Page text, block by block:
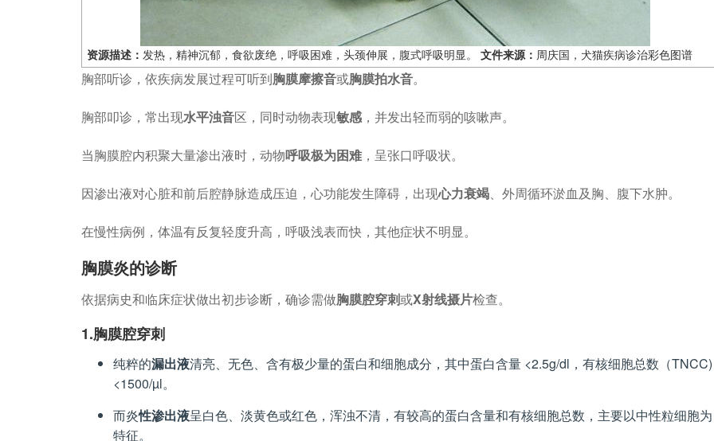
资源描述： 发热，精神沉郁，食欲废绝，呼吸困难，头颈伸展，腹式呼吸明显。 文件来源： 周庆国，犬猫疾病诊治彩色图谱
胸部听诊，依疾病发展过程可听到胸膜摩擦音或胸膜拍水音。
胸部叩诊，常出现水平浊音区，同时动物表现敏感 ，并发出轻而弱的咳嗽声。
当胸膜腔内积聚大量渗出液时，动物呼吸极为困难 ，呈张口呼吸状。
因渗出液对心脏和前后腔静脉造成压迫，心功能发生障碍，出现心力衰竭、外周循环淤血及胸、腹下水肿。
在慢性病例，体温有反复轻度升高，呼吸浅表而快，其他症状不明显。
胸膜炎的诊断
依据病史和临床症状做出初步诊断，确诊需做胸膜腔穿刺或X射线摄片检查。
1.胸膜腔穿刺
纯粹的漏出液清亮、无色、含有极少量的蛋白和细胞成分，其中蛋白含量 <2.5g/dl，有核细胞总数（TNCC)
<1500/µl。
而炎性渗出液呈白色、淡黄色或红色，浑浊不清，有较高的蛋白含量和有核细胞总数，主要以中性粒细胞为
特征。